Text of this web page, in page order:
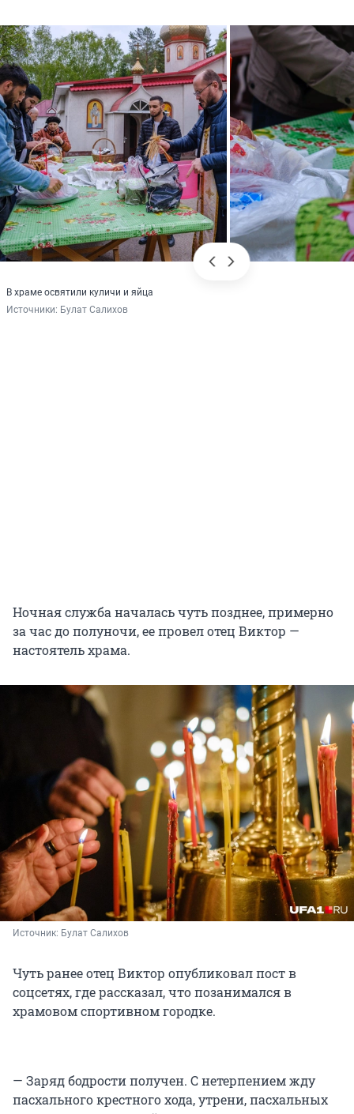
В храме освятили куличи и яйца
Источники: Булат Салихов
Ночная служба началась чуть позднее, примерно
за час до полуночи, ее провел отец Виктор —
настоятель храма.
Источник: Булат Салихов
Чуть ранее отец Виктор опубликовал пост в
соцсетях, где рассказал, что позанимался в
храмовом спортивном городке.
— Заряд бодрости получен. С нетерпением жду
пасхального крестного хода, утрени, пасхальных